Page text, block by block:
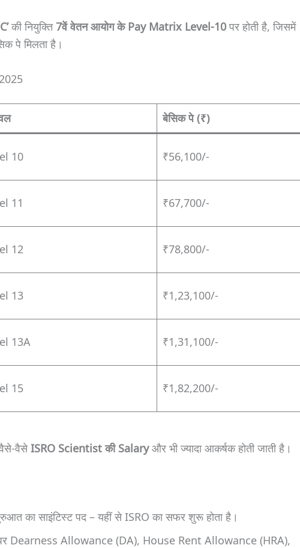
की नियुक्ति7वें वेतन आयोग के Pay Matrix Level-10पर होती है, जिसमें
पे मिलता है।
बेसिक पे (₹)
10 ₹56,100/-
11 ₹67,700/-
12 ₹78,800/-
13 ₹1,23,100/-
13A ₹1,31,100/-
15 ₹1,82,200/-
वैसेISRO Scientist की Salaryऔर भी ज्यादा आकर्षक होती जाती है।
का साइंटिस्ट पद – यहीं से ISRO का सफर शुरू होता है।
Dearness Allowance (DA), House Rent Allowance (HRA),